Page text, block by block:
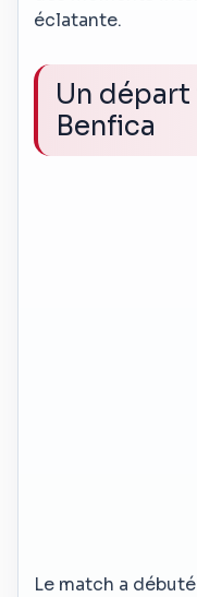
éclatante.
Un
Benfica
Le match a